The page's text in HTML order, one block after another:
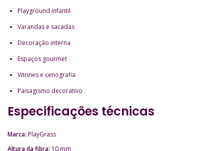
Playground infantil
Varandas e sacadas
Decoração interna
Espaços gourmet
Vitrines e cenografia
Paisagismo decorativo
Especificações técnicas
Marca: PlayGrass
Altura da fibra: 10 mm